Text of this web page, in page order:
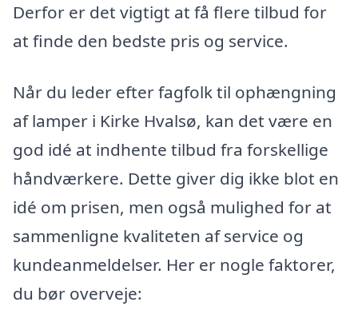
Derfor er det vigtigt at få flere tilbud for
at finde den bedste pris og service.
Når du leder efter fagfolk til ophængning
af lamper i Kirke Hvalsø, kan det være en
god idé at indhente tilbud fra forskellige
håndværkere. Dette giver dig ikke blot en
idé om prisen, men også mulighed for at
sammenligne kvaliteten af service og
kundeanmeldelser. Her er nogle faktorer,
du bør overveje: